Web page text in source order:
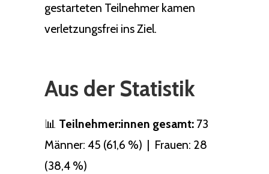
gestarteten Teilnehmer kamen
verletzungsfrei ins Ziel.
Aus der Statistik
📊 Teilnehmer:innen gesamt: 73
Männer: 45 (61,6 %) | Frauen: 28
(38,4 %)